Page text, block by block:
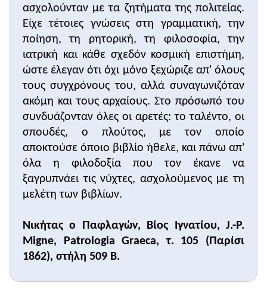
αντιπροσωπεύουν ο Αριστοτέλης και οι Μιχαήλ
Άγγελος και Λεονάρντο ντα Βίντσι αντίστοιχα.
Σήμερα, σε μια εποχή αυστηρής εξειδίκευσης, οι
πανεπιστήμονες διανοούμενοι έχουν εκλείψει
δεύτερη ερώτηση).
Στην εικόνα βλέπουμε έναν βυζαντινό λόγιο -
αντιγραφέα να κάθεται σε ένα κάθισμα και να
γράφει. Η στάση του είναι κάπως άβολη, καθώς η
γραφική ύλη είναι ακουμπισμένη στα γόνατά του
και ο ίδιος είναι αναγκασμένος να σκύβει για να
γράψει. Τα πόδια του στηρίζονται σε ένα σκαμνί.
Απέναντί του υπάρχει ένα αναλόγιο ή
βιβλιοστάτης, με το βιβλίο που αντιγράφει ο λόγιος
ανοιχτό. Στο βάθος ένα ερμάρι - βιβλιοθήκη. Οι
πολύ πιο άνετα γραφεία και εξελιγμένα μέσα
γραφής, όπως είναι οι ηλεκτρονικοί υπολογιστές
τρίτη ερώτηση).
καθόριζαν την υπεροχή του Φωτίου έναντι των
ασχολούνταν με τα ζητήματα της πολιτείας.
Είχε τέτοιες γνώσεις στη γραμματική, την
ποίηση, τη ρητορική, τη φιλοσοφία, την
ιατρική και κάθε σχεδόν κοσμική επιστήμη,
ώστε έλεγαν ότι όχι μόνο ξεχώριζε απ' όλους
τους συγχρόνους του, αλλά συναγωνιζόταν
ακόμη και τους αρχαίους. Στο πρόσωπό του
συνδυάζονταν όλες οι αρετές: το ταλέντο, οι
σπουδές, ο πλούτος, με τον οποίο
αποκτούσε όποιο βιβλίο ήθελε, και πάνω απ'
όλα η φιλοδοξία που τον έκανε να
ξαγρυπνάει τις νύχτες, ασχολούμενος με τη
μελέτη των βιβλίων.
Νικήτας ο Παφλαγών, Βίος Ιγνατίου, J.-P.
Migne, Patrologia Graeca, τ. 105 (Παρίσι
1862), στήλη 509 Β.